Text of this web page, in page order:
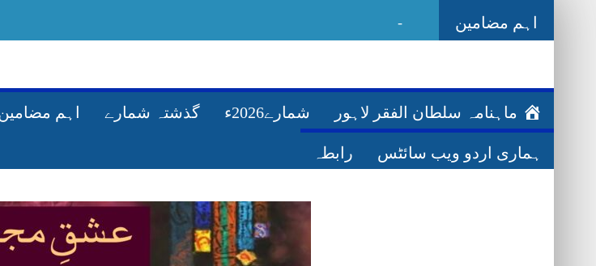
اہم مضامین Ghazwa Badar غزو
ماہنامہ سلطان الفقر لاہور شمارے2026ء گذشتہ شمارے اہم
ہماری اردو ویب سائٹس رابطہ